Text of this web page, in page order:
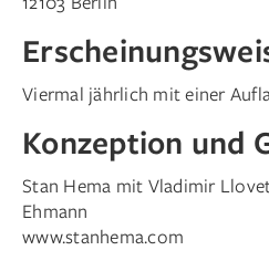
Viermal jährlich mit einer
Konzeption und
Stan Hema mit Vladimir
Ehmann
www.stanhema.com